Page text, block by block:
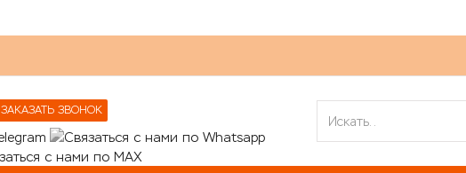
ЗАКАЗАТЬ ЗВОНОК